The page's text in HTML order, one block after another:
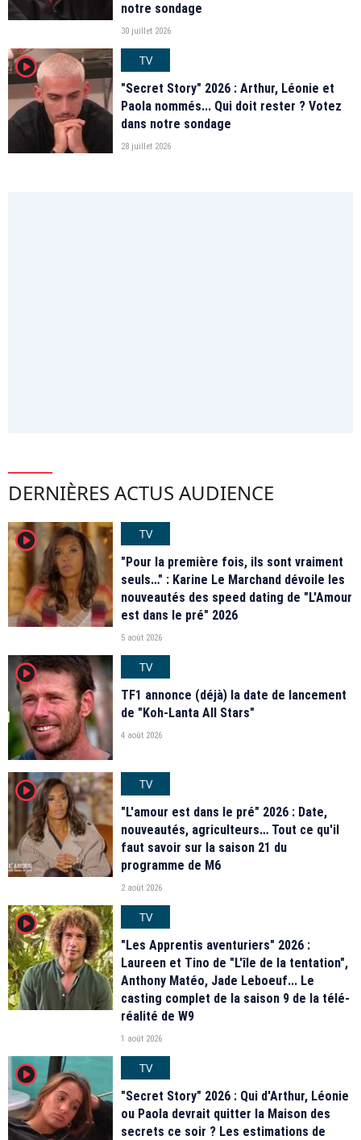
notre sondage
30 juillet 2026
player2
TV
"Secret Story" 2026 : Arthur, Léonie et
Paola nommés... Qui doit rester ? Votez
dans notre sondage
28 juillet 2026
DERNIÈRES ACTUS AUDIENCE
player2
TV
"Pour la première fois, ils sont vraiment
seuls…" : Karine Le Marchand dévoile les
nouveautés des speed dating de "L'Amour
est dans le pré" 2026
5 août 2026
player2
TV
TF1 annonce (déjà) la date de lancement
de "Koh-Lanta All Stars"
4 août 2026
player2
TV
"L'amour est dans le pré" 2026 : Date,
nouveautés, agriculteurs… Tout ce qu'il
faut savoir sur la saison 21 du
programme de M6
2 août 2026
player2
TV
"Les Apprentis aventuriers" 2026 :
Laureen et Tino de "L'île de la tentation",
Anthony Matéo, Jade Leboeuf... Le
casting complet de la saison 9 de la télé-
réalité de W9
1 août 2026
player2
TV
"Secret Story" 2026 : Qui d'Arthur, Léonie
ou Paola devrait quitter la Maison des
secrets ce soir ? Les estimations de